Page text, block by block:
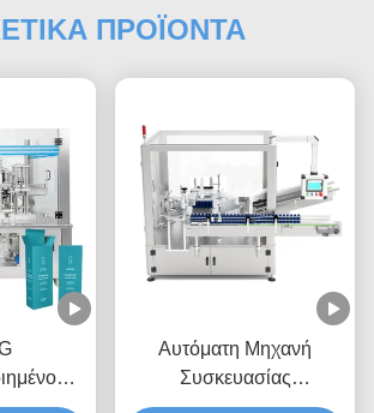
ΠΡΟΪΟΝΤΑ
Αυτόματη Μηχανή
Συσκευασίας
Μπουκαλιών με Γρήγορη